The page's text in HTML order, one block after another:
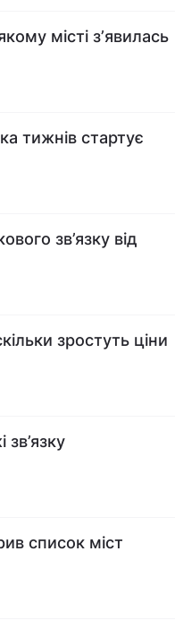
місті зʼявилась
тижнів стартує
зв’язку від
зростуть ціни
список міст